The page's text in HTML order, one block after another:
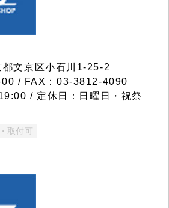
文京区小石川1-25-2
/ FAX：03-3812-4090
/ 定休日：日曜日・祝祭
取付可